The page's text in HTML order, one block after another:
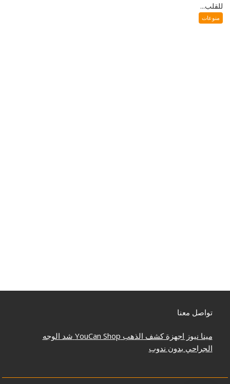
للقلب...
منوعات
تواصل معنا
مينا نيوز اجهزة كشف الذهب YouCan Shop شد الوجه
الجراحي بدون ندوب